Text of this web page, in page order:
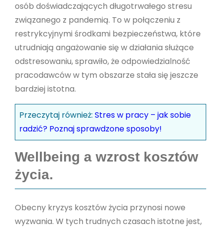
osób doświadczających długotrwałego stresu
związanego z pandemią. To w połączeniu z
restrykcyjnymi środkami bezpieczeństwa, które
utrudniają angażowanie się w działania służące
odstresowaniu, sprawiło, że odpowiedzialność
pracodawców w tym obszarze stała się jeszcze
bardziej istotna.
Przeczytaj również: Stres w pracy – jak sobie
radzić? Poznaj sprawdzone sposoby!
Wellbeing a wzrost kosztów
życia.
Obecny kryzys kosztów życia przynosi nowe
wyzwania. W tych trudnych czasach istotne jest,